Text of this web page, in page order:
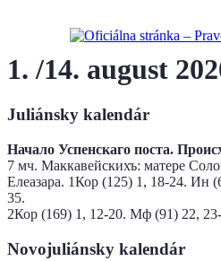
1. /14. august
Juliánsky kalendár
Начало Успенскаго поста.
7 мч. Маккавейскихъ: ​матере​
Елеазара​. 1Кор (125) 1, 18-24. Ин
35.
2Кор (169) 1, 12-20. Мф (91) 22,
Novojuliánsky kalendár